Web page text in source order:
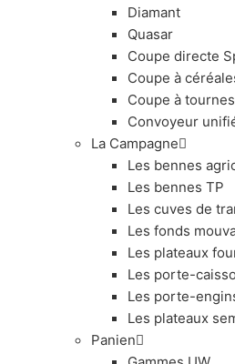
Diamant
Quasar
Coupe directe
Coupe à
Coupe à
Convoyeur
La Campagne
Les bennes
Les bennes TP
Les cuves de
Les fonds
Les plateaux
Les porte-
Les porte-
Les plateaux
Panien